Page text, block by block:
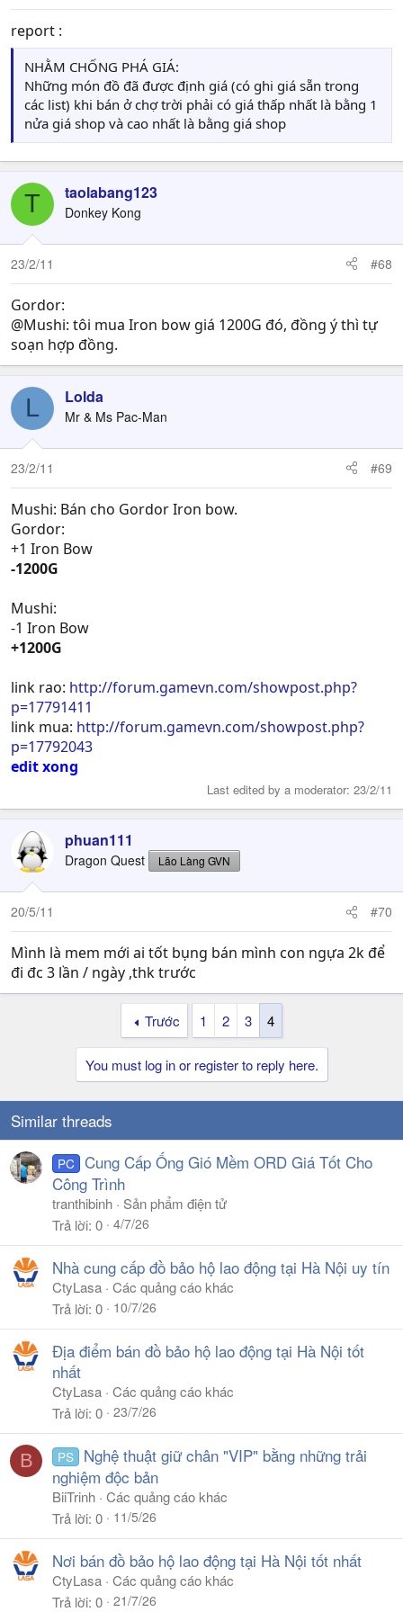
report :
NHẰM CHỐNG PHÁ GIÁ:
Những món đồ đã được định giá (có ghi giá sẵn trong
các list) khi bán ở chợ trời phải có giá thấp nhất là bằng 1
nửa giá shop và cao nhất là bằng giá shop
T taolabang123
Donkey Kong
23/2/11 #68
Gordor:
@Mushi: tôi mua Iron bow giá 1200G đó, đồng ý thì tự
soạn hợp đồng.
L Lolda
Mr & Ms Pac-Man
23/2/11 #69
Mushi: Bán cho Gordor Iron bow.
Gordor:
+1 Iron Bow
-1200G
Mushi:
-1 Iron Bow
+1200G
link rao: http://forum.gamevn.com/showpost.php?
p=17791411
link mua: http://forum.gamevn.com/showpost.php?
p=17792043
edit xong
Last edited by a moderator: 23/2/11
phuan111
Dragon Quest Lão Làng GVN
20/5/11 #70
Mình là mem mới ai tốt bụng bán mình con ngựa 2k để
đi đc 3 lần / ngày ,thk trước
Trước 1 2 3 4
You must log in or register to reply here.
Similar threads
PC Cung Cấp Ống Gió Mềm ORD Giá Tốt Cho
Công Trình
tranthibinh
Sản phẩm điện tử
Trả lời 0 4/7/26
Nhà cung cấp đồ bảo hộ lao động tại Hà Nội uy tín
CtyLasa Các quảng cáo khác
Trả lời 0 10/7/26
Địa điểm bán đồ bảo hộ lao động tại Hà Nội tốt
nhất
CtyLasa Các quảng cáo khác
Trả lời 0 23/7/26
B PS
Nghệ thuật giữ chân "VIP" bằng những trải
nghiệm độc bản
BiiTrinh Các quảng cáo khác
Trả lời 0 11/5/26
Nơi bán đồ bảo hộ lao động tại Hà Nội tốt nhất
CtyLasa Các quảng cáo khác
Trả lời 0 21/7/26